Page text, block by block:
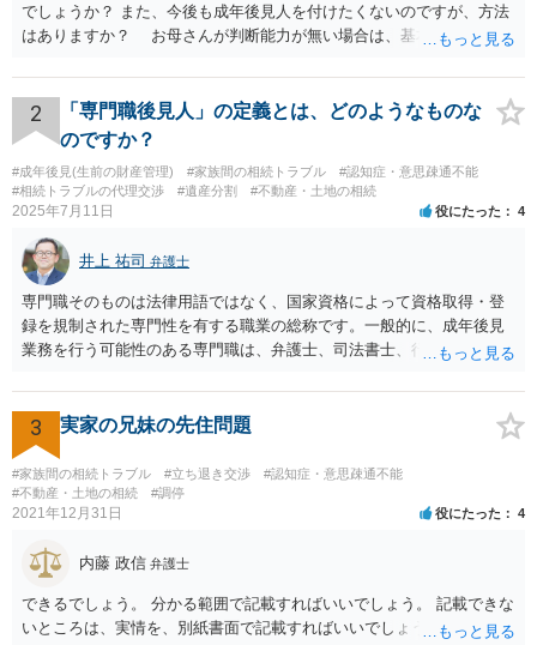
でしょうか？ また、今後も成年後見人を付けたくないのですが、方法
はありますか？ お母さんが判断能力が無い場合は、基本的に成年後
立て、お母さんに特別代理人をつけるという方法も考えられますが、
遺産分割だけでなく、その後の取得した遺産の管理もありますので
遺産分割審判や遺産分割調停を申し立て、お母さんに特別代理人をつ
けるということでは解決できなさそうなので 後見人をつけるよう求め
られると思います。 弁護士に面談で相談された方がよいと思いま
す。
2
「専門職後見人」の定義とは、どのようなものな
のですか？
#成年後見(生前の財産管理) #家族間の相続トラブル
#認知症・意思疎通不能
#相続トラブルの代理交渉
#遺産分割 #不動産・土地の相続
2025年7月11日 役にたった 4
井上 祐司 弁護士
専門職そのものは法律用語ではなく、国家資格によって資格取得・登
録を規制された専門性を有する職業の総称です。一般的に、成年後見
業務を行う可能性のある専門職は、弁護士、司法書士、行政書士、税
士はほぼ無条件で成年後見人に選任されるわけではなく、基幹研修を
受講して継続研修を受講し続ける必要がありますが、家庭裁判所から
選任された場合には専門職後見人と呼ぶことになるでしょう。
3 実家の兄妹の先住問題
#家族間の相続トラブル #立ち退き交渉
#認知症・意思疎通不能
#不動産・土地の相続
#調停
2021年12月31日 役にたった 4
内藤 政信 弁護士
できるでしょう。 分かる範囲で記載すればいいでしょう。 記載できな
いところは、実情を、別紙書面で記載すればいいでしょう。